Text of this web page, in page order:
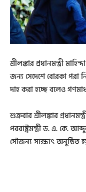
শ্রীলঙ্কার প্রধানমন্ত্রী
জন্য সেদেশে বোরকা পরা
দাহ করা হচ্ছে বলেও
শুক্রবার শ্রীলঙ্কার
পররাষ্ট্রমন্ত্রী ড. এ. কে.
সৌজন্য সাক্ষাৎ অনুষ্ঠিত